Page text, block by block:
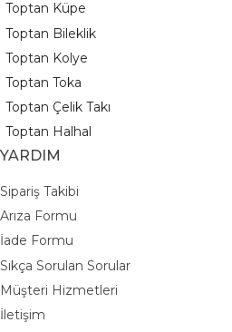
Toptan Küpe
Toptan Bileklik
Toptan Kolye
Toptan Toka
Toptan Çelik Takı
Toptan Halhal
YARDIM
Sipariş Takibi
Arıza Formu
İade Formu
Sıkça Sorulan Sorular
Müşteri Hizmetleri
İletişim